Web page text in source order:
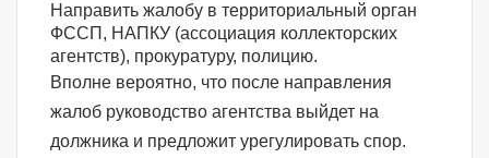
Направить жалобу в территориальный орган
ФССП , НАПКУ (ассоциация коллекторских
агентств), прокуратуру, полицию.
Вполне вероятно, что после направления
жалоб руководство агентства выйдет на
должника и предложит урегулировать спор.